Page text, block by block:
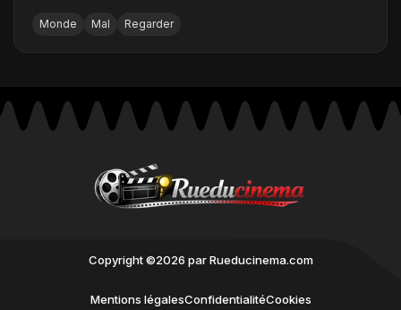
Monde Mal Regarder
Copyright ©2026 par Rueducinema.com
Mentions légalesConfidentialitéCookies